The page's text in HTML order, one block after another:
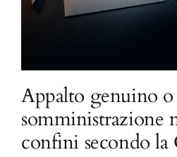
Appalto genuino o
somministrazione
confini secondo la